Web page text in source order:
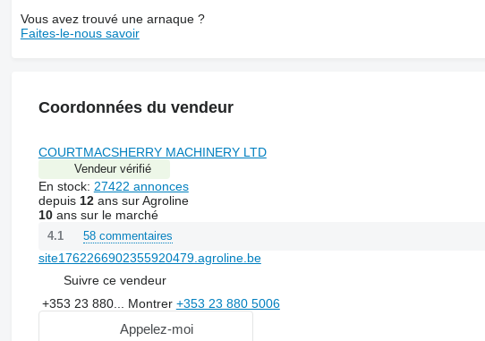
Vous avez trouvé une arnaque ?
Faites-le-nous savoir
Coordonnées du vendeur
COURTMACSHERRY MACHINERY LTD
Vendeur vérifié
En stock: 27422 annonces
depuis 12ans sur Agroline
10ans sur le marché
4.1 58 commentaires
site1762266902355920479.agroline.be
Suivre ce vendeur
+353 23 880... Montrer +353 23 880 5006
Appelez-moi